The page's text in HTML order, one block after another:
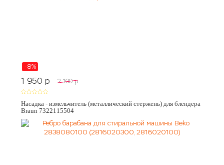
-8%
1 950 p 2 100 p
Насадка - измельчитель (металлический стержень) для блендера
Braun 7322115504